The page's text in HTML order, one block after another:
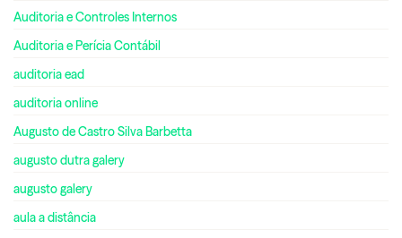
Auditoria e Controles Internos
Auditoria e Perícia Contábil
auditoria ead
auditoria online
Augusto de Castro Silva Barbetta
augusto dutra galery
augusto galery
aula a distância